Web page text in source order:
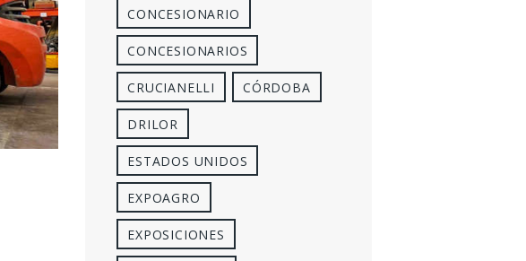
CONCESIONARIO
CONCESIONARIOS
CRUCIANELLI CÓRDOBA
DRILOR
ESTADOS UNIDOS
EXPOAGRO
EXPOSICIONES